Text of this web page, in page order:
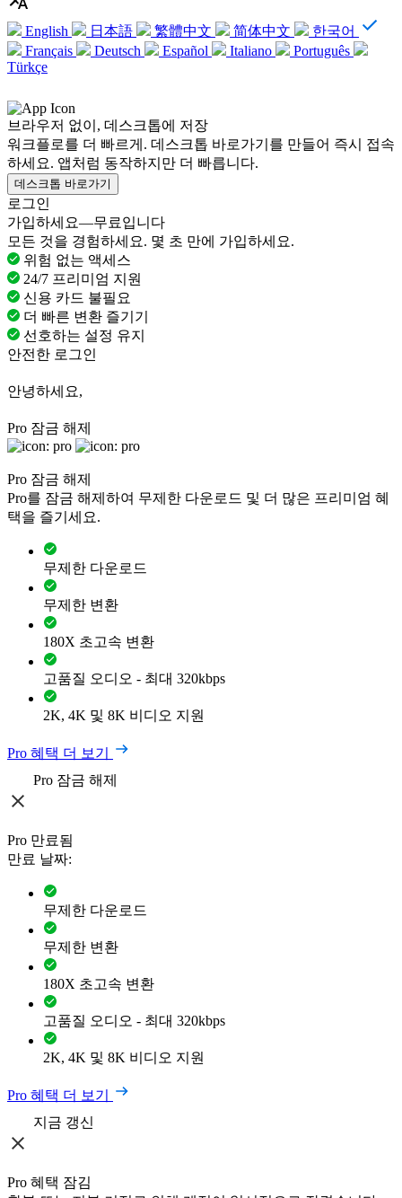
English 日本語 繁體中文 简体中文
한국어
Français
Deutsch Español Italiano
Português
Türkçe
브라우저 없이, 데스크톱에 저장
워크플로를 더 빠르게. 데스크톱 바로가기를 만들어 즉시 접속
하세요. 앱처럼 동작하지만 더 빠릅니다.
데스크톱 바로가기
로그인
가입하세요—무료입니다
모든 것을 경험하세요. 몇 초 만에 가입하세요.
위험 없는 액세스
24/7 프리미엄 지원
신용 카드 불필요
더 빠른 변환 즐기기
선호하는 설정 유지
안전한 로그인
안녕하세요,
Pro 잠금 해제
Pro 잠금 해제
Pro를 잠금 해제하여 무제한 다운로드 및 더 많은 프리미엄 혜
택을 즐기세요.
무제한 다운로드
무제한 변환
180X 초고속 변환
고품질 오디오 - 최대 320kbps
2K, 4K 및 8K 비디오 지원
Pro 혜택 더 보기
Pro 잠금 해제
Pro 만료됨
만료 날짜:
무제한 다운로드
무제한 변환
180X 초고속 변환
고품질 오디오 - 최대 320kbps
2K, 4K 및 8K 비디오 지원
Pro 혜택 더 보기
지금 갱신
Pro 혜택 잠김